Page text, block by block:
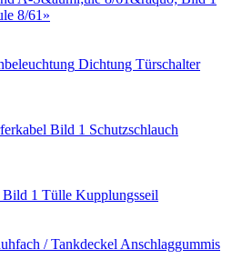
8/61»
Dichtung Türschalter
Schutzschlauch
Tülle Kupplungsseil
Anschlaggummis